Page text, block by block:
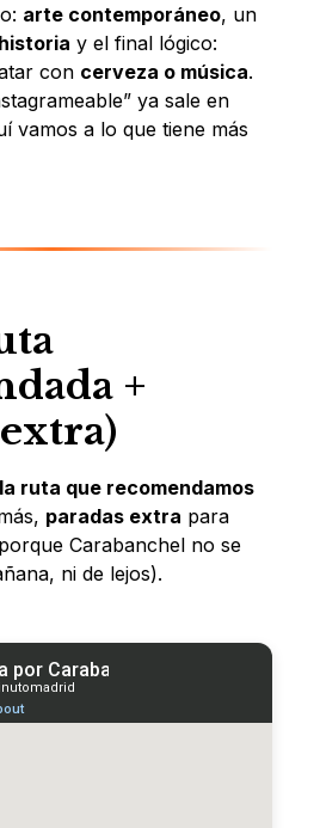
arte contemporáneo, un
y el final lógico:
con cerveza o música.
ya sale en
vamos a lo que tiene más
+
la ruta que recomendamos
paradas extra para
Carabanchel no se
ni de lejos).